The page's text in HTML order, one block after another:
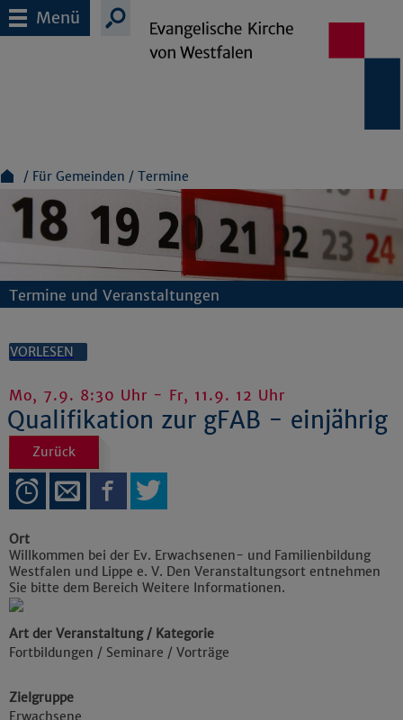
Menü
Für Gemeinden Termine
Termine und Veranstaltungen
VORLESEN
Mo, 7.9. 8:30 Uhr - Fr, 11.9. 12 Uhr
Qualifikation zur gFAB - einjährig
Zurück
Ort
Willkommen bei der Ev. Erwachsenen- und Familienbildung
Westfalen und Lippe e. V. Den Veranstaltungsort entnehmen
Sie bitte dem Bereich Weitere Informationen.
Art der Veranstaltung / Kategorie
Fortbildungen / Seminare / Vorträge
Zielgruppe
Erwachsene